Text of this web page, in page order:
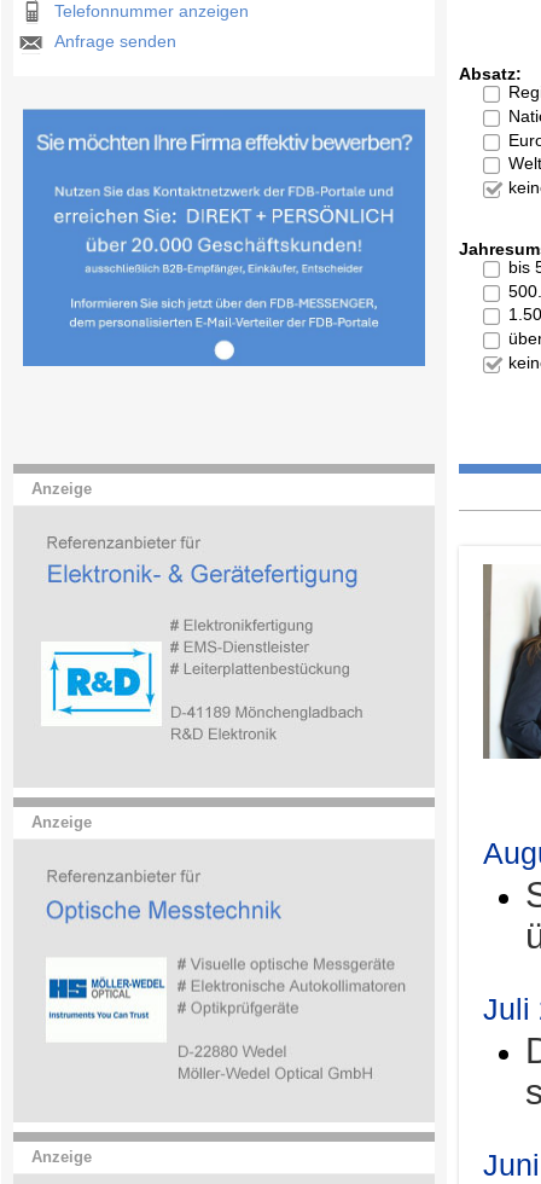
Telefonnummer anzeigen
Anfrage senden
Anzeige
Anzeige
Anzeige
Absatz:
bis
Juli